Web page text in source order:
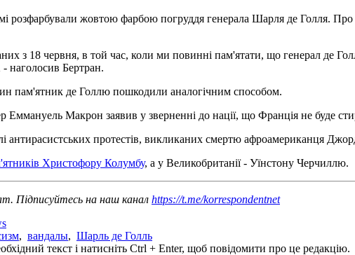
розфарбували жовтою фарбою погруддя генерала Шарля де Голля.
з 18 червня, в той час, коли ми повинні пам'ятати, що генерал де
- наголосив Бертран.
пам'ятник де Голлю пошкодили аналогічним способом.
Макрон заявив у зверненні до нації, що Франція не буде
антирасистських протестів, викликаних смертю афроамериканця
Христофору Колумбу, а у Великобританії - Уїнстону Черчиллю.
Підписуйтесь на наш канал https://t.me/korrespondentnet
, вандалы, Шарль де Голль
текст і натисніть Ctrl + Enter, щоб повідомити про це редакцію.